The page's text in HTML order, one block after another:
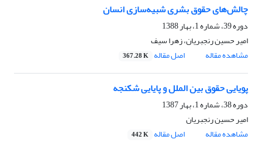
چالش‌های حقوق بشری شبیه‌سازی انسان
دوره 39، شماره 1، بهار 1388
امیر حسین رنجبریان، زهرا سیف
مشاهده مقاله
اصل مقاله 367.28 K
پویایی حقوق بین الملل و پایایی شکنجه
دوره 38، شماره 1، بهار 1387
امیر حسین رنجبریان
مشاهده مقاله
اصل مقاله 442 K